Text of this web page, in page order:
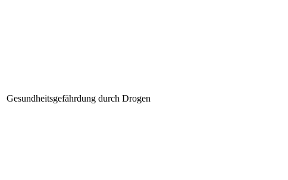
Gesundheitsgefährdung durch Drogen